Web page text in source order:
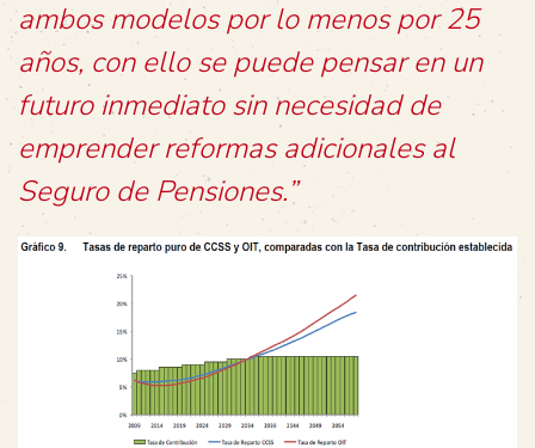
ambos modelos por lo menos por 25
años, con ello se puede pensar en un
futuro inmediato sin necesidad de
emprender reformas adicionales al
Seguro de Pensiones.”